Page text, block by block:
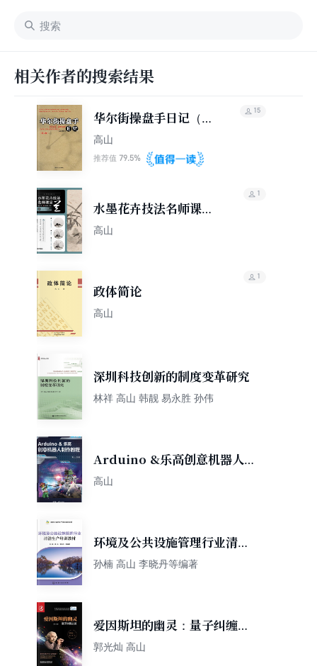
相关作者的搜索结果
华尔街操盘手日记（第
2版）
高山
推荐值 79.5%
15
水墨花卉技法名师课堂
——兰
高山
1
政体简论
高山
1
深圳科技创新的制度变革研究
林祥 高山 韩靓 易永胜 孙伟
Arduino &乐高创意机器人
制作教程
高山
环境及公共设施管理行业清洁
生产培训教材
孙楠 高山 李晓丹等编著
爱因斯坦的幽灵：量子纠缠之
谜（第2版）
郭光灿 高山